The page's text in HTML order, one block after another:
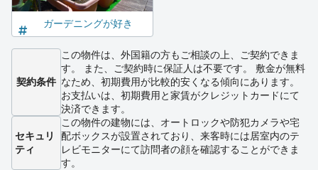
ガーデニングが好き
契約条件
この物件は、外国籍の方もご相談の上、ご契約できま
す。 また、ご契約時に保証人は不要です。 敷金が無料
なため、初期費用が比較的安くなる傾向にあります。
お支払いは、初期費用と家賃がクレジットカードにて
決済できます。
セキュリ
ティ
この物件の建物には、オートロックや防犯カメラや宅
配ボックスが設置されており、来客時には居室内のテ
レビモニターにて訪問者の顔を確認することができま
す。